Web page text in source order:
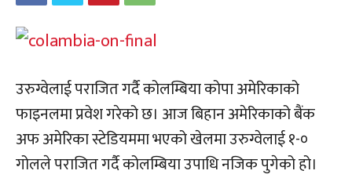
उरुग्वेलाई पराजित गर्दै कोलम्बिया कोपा अमेरिकाको
फाइनलमा प्रवेश गरेको छ। आज बिहान अमेरिकाको बैंक
अफ अमेरिका स्टेडियममा भएको खेलमा उरुग्वेलाई १-०
गोलले पराजित गर्दै कोलम्बिया उपाधि नजिक पुगेको हो।